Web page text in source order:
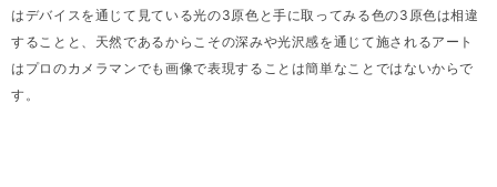
はデバイスを通じて見ている光の3原色と手に取ってみる色の3原色は相違
することと、天然であるからこその深みや光沢感を通じて施されるアート
はプロのカメラマンでも画像で表現することは簡単なことではないからで
す。